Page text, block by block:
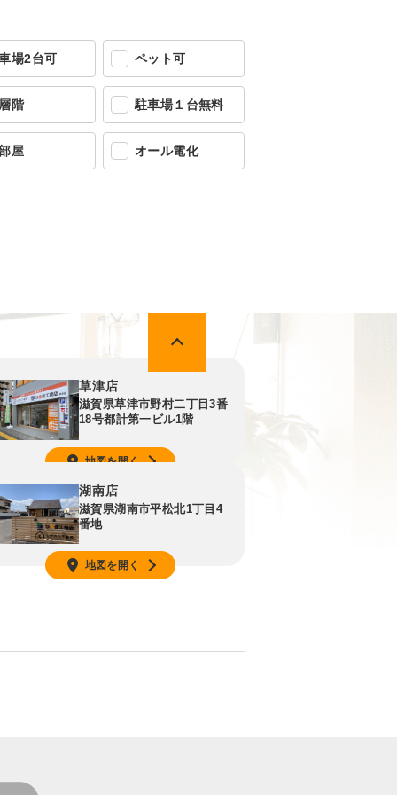
場2台可 ペット可
階 駐車場１台無料
屋 オール電化
草津店
滋賀県草津市野村二丁目3番
18号都計第一ビル1階
地図を開く
湖南店
滋賀県湖南市平松北1丁目4
番地
地図を開く